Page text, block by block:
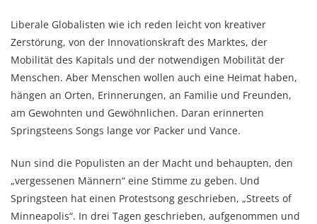
Liberale Globalisten wie ich reden leicht von kreativer
Zerstörung, von der Innovationskraft des Marktes, der
Mobilität des Kapitals und der notwendigen Mobilität der
Menschen. Aber Menschen wollen auch eine Heimat haben,
hängen an Orten, Erinnerungen, an Familie und Freunden,
am Gewohnten und Gewöhnlichen. Daran erinnerten
Springsteens Songs lange vor Packer und Vance.
Nun sind die Populisten an der Macht und behaupten, den
„vergessenen Männern“ eine Stimme zu geben. Und
Springsteen hat einen Protestsong geschrieben, „Streets of
Minneapolis“. In drei Tagen geschrieben, aufgenommen und